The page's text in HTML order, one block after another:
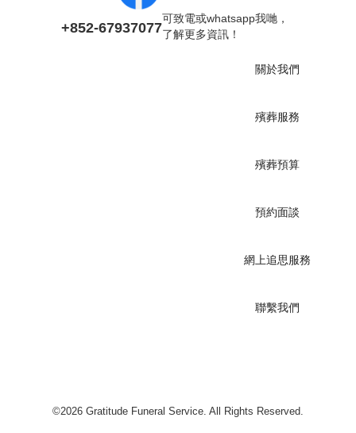
關於我們
殯葬服務
殯葬預算
預約面談
網上追思服務
聯繫我們
+852-67937077
可致電或whatsapp我哋，
了解更多資訊！
©2026 Gratitude Funeral Service. All Rights Reserved.